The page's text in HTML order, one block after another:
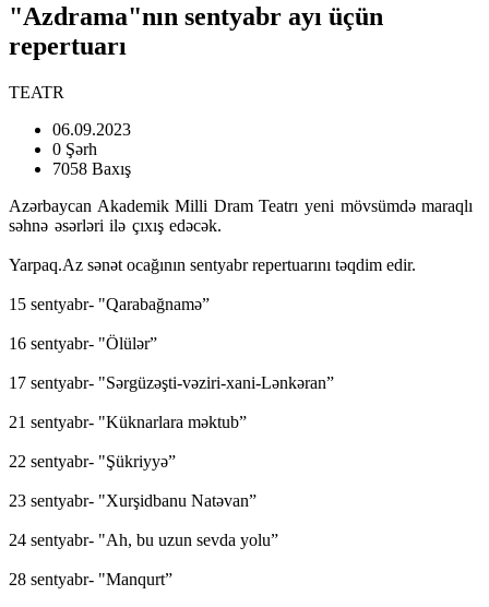
"Azdrama"nın sentyabr ayı üçün
repertuarı
TEATR
06.09.2023
0 Şərh
7058 Baxış
Azərbaycan Akademik Milli Dram Teatrı yeni mövsümdə maraqlı
səhnə əsərləri ilə çıxış edəcək.
Yarpaq.Az sənət ocağının sentyabr repertuarını təqdim edir.
15 sentyabr- "Qarabağnamə”
16 sentyabr- "Ölülər”
17 sentyabr- "Sərgüzəşti-vəziri-xani-Lənkəran”
21 sentyabr- "Küknarlara məktub”
22 sentyabr- "Şükriyyə”
23 sentyabr- "Xurşidbanu Natəvan”
24 sentyabr- "Ah, bu uzun sevda yolu”
28 sentyabr- "Manqurt”